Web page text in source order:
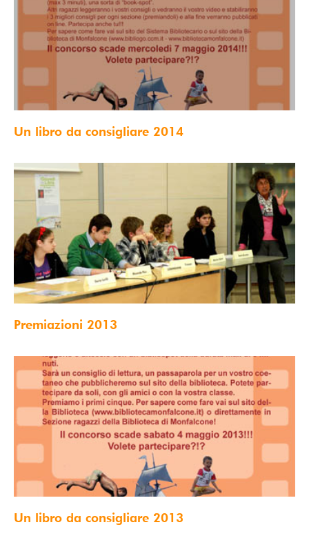
Un libro da consigliare 2014
Premiazioni 2013
Un libro da consigliare 2013